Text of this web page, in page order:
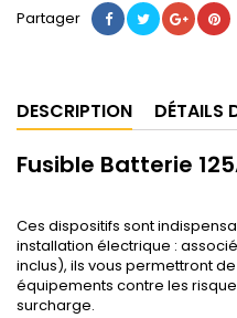
Partager
DESCRIPTION DÉTAILS
Fusible Batterie
Ces dispositifs sont
installation électrique :
inclus), ils vous permettront
équipements contre les
surcharge.